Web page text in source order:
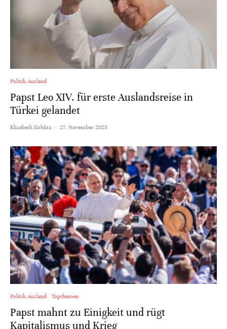
Politik Ausland
Papst Leo XIV. für erste Auslandsreise in
Türkei gelandet
Elisabeth Koblitz · 27. November 2025
Politik Ausland Topthemen
Papst mahnt zu Einigkeit und rügt
Kapitalismus und Krieg